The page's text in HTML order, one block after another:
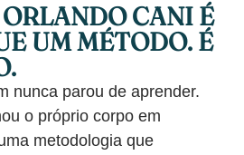
CANI É
UM MÉTODO. É
nunca parou de aprender.
o próprio corpo em
metodologia que